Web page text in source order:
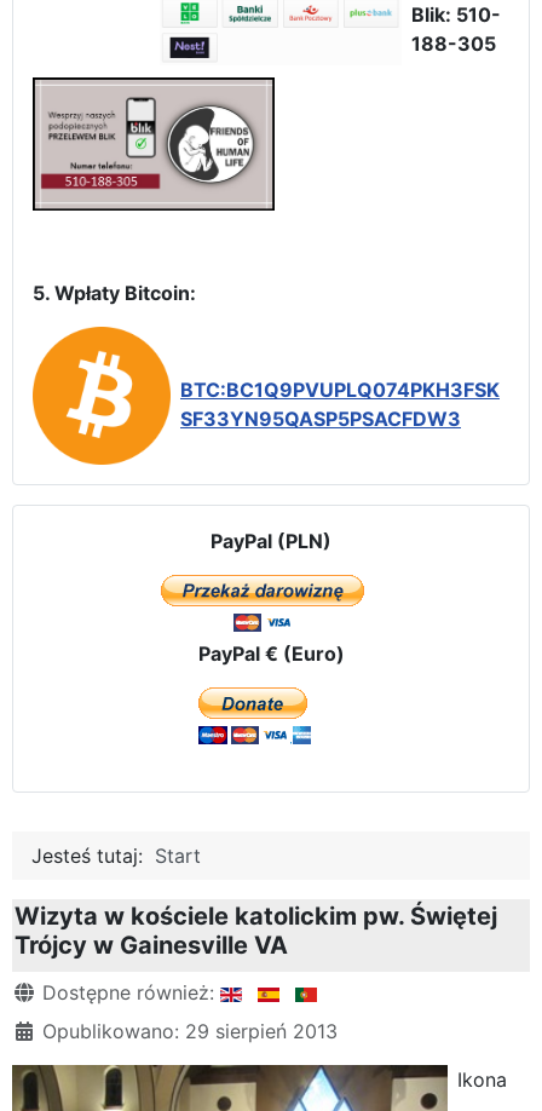
Blik: 510-
188-305
5. Wpłaty Bitcoin:
BTC:BC1Q9PVUPLQ074PKH3FSK
SF33YN95QASP5PSACFDW3
PayPal (PLN)
PayPal € (Euro)
Jesteś tutaj: Start
Wizyta w kościele katolickim pw. Świętej
Trójcy w Gainesville VA
Szczegóły
Dostępne również:
Opublikowano: 29 sierpień 2013
Ikona